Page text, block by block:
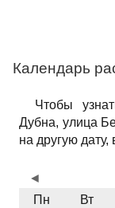
Календарь
Чтобы
Дубна, улица
на другую
Пн
Вт
◄